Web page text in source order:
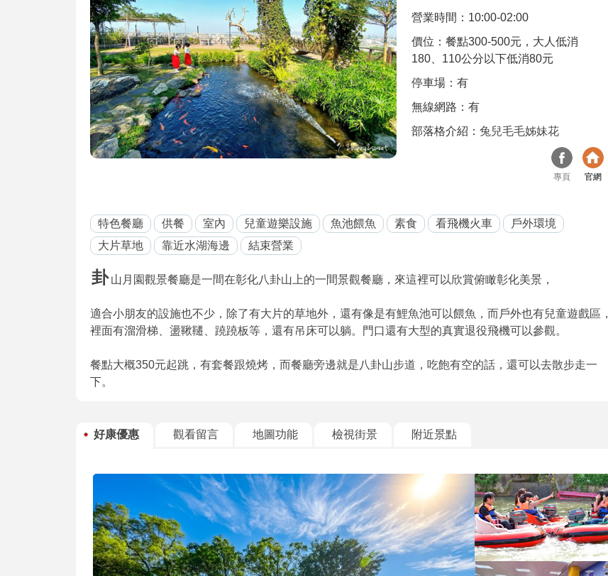
營業時間：10:00-02:00
價位：餐點300-500元，大人低消
180、110公分以下低消80元
停車場：有
無線網路：有
部落格介紹：兔兒毛毛姊妹花
專頁 官網
特色餐廳 供餐 室內 兒童遊樂設施 魚池餵魚 素食 看飛機火車
戶外環境
大片草地
靠近水湖海邊 結束營業
卦 山月園觀景餐廳是一間在彰化八卦山上的一間景觀餐廳，來這裡可以欣賞俯瞰彰化美景，
適合小朋友的設施也不少，除了有大片的草地外，還有像是有鯉魚池可以餵魚，而戶外也有兒童遊戲區，
裡面有溜滑梯、盪鞦韆、蹺蹺板等，還有吊床可以躺。門口還有大型的真實退役飛機可以參觀。
餐點大概350元起跳，有套餐跟燒烤，而餐廳旁邊就是八卦山步道，吃飽有空的話，還可以去散步走一
下。
好康優惠 觀看留言 地圖功能 檢視街景 附近景點